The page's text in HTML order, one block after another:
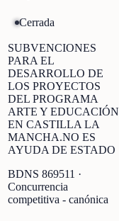
Cerrada
SUBVENCIONES
PARA EL
DESARROLLO DE
LOS PROYECTOS
DEL PROGRAMA
ARTE Y EDUCACIÓN
EN CASTILLA LA
MANCHA.NO ES
AYUDA DE ESTADO
BDNS 869511 ·
Concurrencia
competitiva - canónica